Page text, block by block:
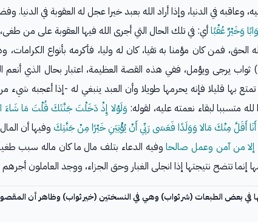
وعاقبه في الدنيا، وإذا أراد الله بعبد خيرا عجل له العقوبة في الدنيا.
وَخَيْرٌ عُقْبًاأي: في تلك الحال التي أجرى الله فيها العقوبة على من
الحق، فمن كان مؤمنا به تقيا، كان له وليا، فأكرمه بأنواع
فثوابه الدنيوي والأخروي، خير (١) ثواب يرجى ويؤمل، ففي هذه القصة العظيمة، اعتبار
تمتع بها قليلا فإنه يحرمها طويلا وأن العبد ينبغي له -إذا أعجبه
متسببا لبقاء نعمته عليه، لقوله: وَلَوْلا إِذْ دَخَلْتَ جَنَّتَكَ قُلْتَ مَا شَاءَ
أَقَلَّ مِنْكَ مَالا وَوَلَدًا فَعَسَى رَبِّي أَنْ يُؤْتِيَنِ خَيْرًا مِنْ جَنَّتِكَ وفيها أن
إلا من آمن وعمل صالحاوفيه الدعاء بتلف مال ما كان ماله سبب
إنما تتضح نتيجتها إذا انجلى الغبار وحق الجزاء، ووجد العاملون أجرهم